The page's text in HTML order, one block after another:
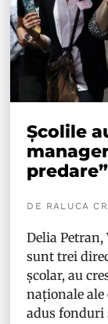
Școlile
predare”
DE RALUCA
Delia
sunt trei
școlar, au
naționale ale
adus